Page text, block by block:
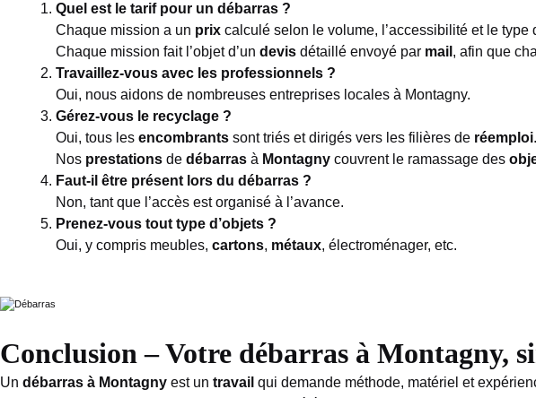
Quel est le tarif pour un débarras ?
Chaque mission a un prix calculé selon le volume, l’accessibilité et le type
Chaque mission fait l’objet d’un devis détaillé envoyé par mail , afin que
Travaillez-vous avec les professionnels ?
Oui, nous aidons de nombreuses entreprises locales à Montagny.
Gérez-vous le recyclage ?
Oui, tous les encombrants sont triés et dirigés vers les filières de réemploi.
Nos prestations de débarras à Montagny couvrent le ramassage des
Faut-il être présent lors du débarras ?
Non, tant que l’accès est organisé à l’avance.
Prenez-vous tout type d’objets ?
Oui, y compris meubles, cartons, métaux, électroménager, etc.
Conclusion – Votre débarras à Montagny,
Un débarras à Montagny est un travail qui demande méthode, matériel et